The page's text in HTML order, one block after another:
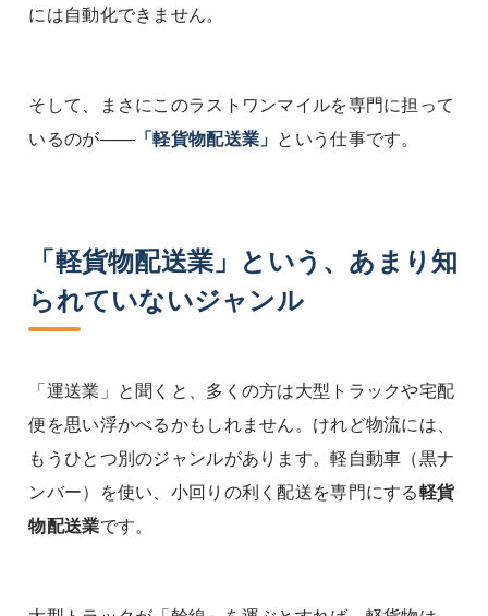
には自動化できません。
そして、まさにこのラストワンマイルを専門に担って
いるのが—— 「軽貨物配送業」 という仕事です。
「軽貨物配送業」という、あまり知
られていないジャンル
「運送業」と聞くと、多くの方は大型トラックや宅配
便を思い浮かべるかもしれません。けれど物流には、
もうひとつ別のジャンルがあります。軽自動車（黒ナ
ンバー）を使い、小回りの利く配送を専門にする軽貨
物配送業です。